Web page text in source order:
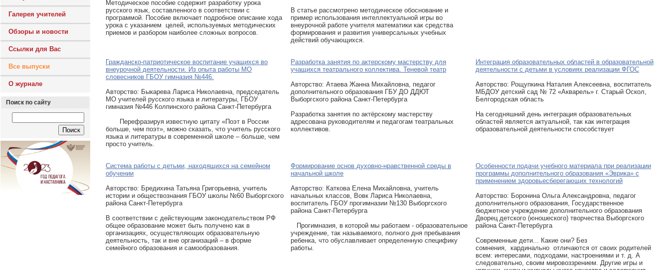
Галерея учителей
Обзоры и новости
Ссылки для Вас
Все выпуски
О журнале
Поиск по сайту
Методическое пособие содержит разработку урока
русского язык, составленного в соответствии с
программой. Пособие включает подробное описание хода
урока с указанием целей, используемых методических
приемов и разбором наиболее сложных вопросов.
В статье рассмотрено методическое обоснование и
пример использования интеллектуальной игры во
внеурочной работе учителя математики как средства
формирования и развития универсальных учебных
действий обучающихся.
Гражданско-патриотическое воспитание учащихся во
внеурочной деятельности. Из опыта работы МО
словесников ГБОУ гимназия №446.
Авторcтво: Быкарева Лариса Николаевна, председатель
МО учителей русского языка и литературы, ГБОУ
гимназия №446 Колпинского района Санкт-Петербурга
Перефразируя известную цитату «Поэт в России
больше, чем поэт», можно сказать, что учитель русского
языка и литературы в современной школе – больше, чем
просто учитель.
Разработка занятия по актерскому мастерству для
учащихся театрального коллектива. Теневой театр
Авторcтво: Атаева Жанна Михайловна, педагог
дополнительного образования ГБУ ДО ДДЮТ
Выборгского района Санкт-Петербурга
Разработка занятия по актёрскому мастерству
адресована руководителям и педагогам театральных
коллективов.
Интеграция образовательных областей в образовательной
деятельности с детьми в условиях реализации ФГОС
Авторcтво: Рощупкина Наталия Алексеевна, воспитатель
МБДОУ детский сад № 72 «Акварель» г. Старый Оскол,
Белгородская область
На сегодняшний день интеграция образовательных
областей является актуальной, так как интеграция
образовательной деятельности способствует
Система работы с детьми, находящихся на семейном
обучении
Авторcтво: Бредихина Татьяна Григорьевна, учитель
истории и обществознания ГБОУ школы №60 Выборгского
района Cанкт-Петербурга
В соответствии с действующим законодательством РФ
общее образование может быть получено как в
организациях, осуществляющих образовательную
деятельность, так и вне организаций – в форме
семейного образования и самообразования.
Формирование основ духовно-нравственной среды в
начальной школе
Авторcтво: Каткова Елена Михайловна, учитель
начальных классов, Вовк Лариса Николаевна,
воспитатель ГБОУ прогимназии №130 Выборгского
района Санкт-Петербурга
Прогимназия, в которой мы работаем - образовательное
учреждение, так называемого, полного дня пребывания
ребенка, что обуславливает определенную специфику
работы.
Особенности подачи учебного материала при реализации
программы дополнительного образования «Эврика» с
применением здоровьесберегающих технологий
Авторcтво: Боронина Ольга Александровна, педагог
дополнительного образования, Государственное
бюджетное учреждение дополнительного образования
Дворец детского (юношеского) творчества Выборгского
района Санкт-Петербурга
Современные дети... Какие они? Без
сомнения, кардинально отличаются от своих родителей
всем: интересами, подходами, настроениями и т. д. А
следовательно, своим мировоззрением. Другие игры и